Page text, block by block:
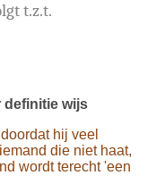
t.z.t.
definitie wijs
hij veel
die niet haat,
wordt terecht 'een